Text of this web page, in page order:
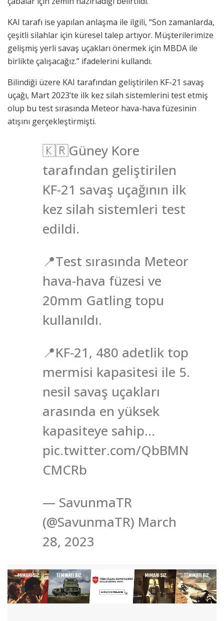
KAI tarafı ise yapılan anlaşma ile ilgili, “Son zamanlarda,
çeşitli silahlar için küresel talep artıyor. Müşterilerimize
gelişmiş yerli savaş uçakları önermek için MBDA ile
birlikte çalışacağız.” ifadelerini kullandı.
Bilindiği üzere KAI tarafından geliştirilen KF-21 savaş
uçağı, Mart 2023’te ilk kez silah sistemlerini test etmiş
olup bu test sırasında Meteor hava-hava füzesinin
atışını gerçekleştirmişti.
🇰🇷Güney Kore
tarafından geliştirilen
KF-21 savaş uçağının ilk
kez silah sistemleri test
edildi.
📍Test sırasında Meteor
hava-hava füzesi ve
20mm Gatling topu
kullanıldı.
📍KF-21, 480 adetlik top
mermisi kapasitesi ile 5.
nesil savaş uçakları
arasında en yüksek
kapasiteye sahip…
pic.twitter.com/QbBMN
CMCRb
— SavunmaTR
(@SavunmaTR) March
28, 2023